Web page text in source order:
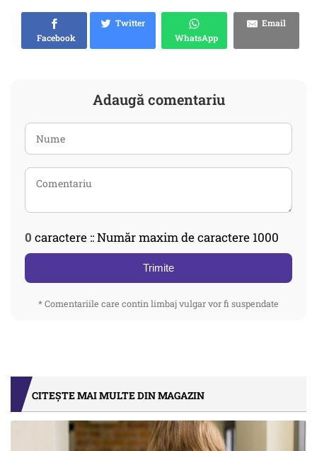
Facebook
Twitter
WhatsApp
Email
Adaugă comentariu
0 caractere :: Număr maxim de caractere 1000
Trimite
* Comentariile care contin limbaj vulgar vor fi suspendate
CITEȘTE MAI MULTE DIN MAGAZIN